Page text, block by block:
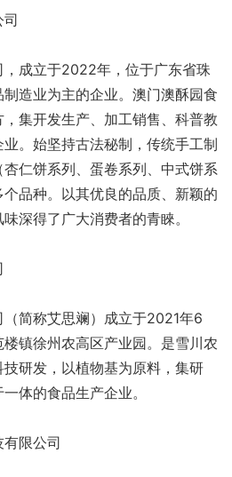
成立于2022年，位于广东省珠
造业为主的企业。澳门澳酥园食
集开发生产、加工销售、科普教
。始坚持古法秘制，传统手工制
仁饼系列、蛋卷系列、中式饼系
品种。以其优良的品质、新颖的
深得了广大消费者的青睞。
简称艾思斓）成立于2021年6
镇徐州农高区产业园。是雪川农
研发，以植物基为原料，集研
体的食品生产企业。
限公司